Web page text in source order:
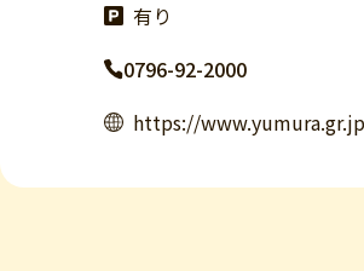
有り
0796-92-2000
https://